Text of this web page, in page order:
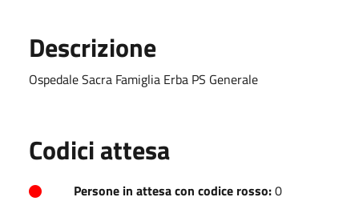
Descrizione
Ospedale Sacra Famiglia Erba PS Generale
Codici attesa
Persone in attesa con codice rosso:0